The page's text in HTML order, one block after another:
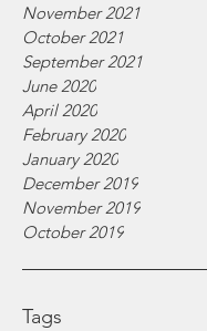
November 2021
October 2021
September 2021
June 2020
April 2020
February 2020
January 2020
December 2019
November 2019
October 2019
Tags